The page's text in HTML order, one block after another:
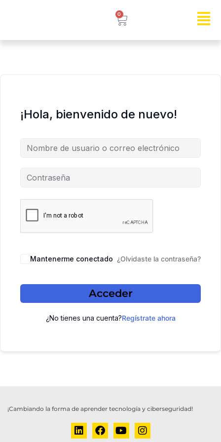
0
¡Hola, bienvenido de nuevo!
Mantenerme conectado ¿Olvidaste la contraseña?
Acceder
¿No tienes una cuenta?Regístrate ahora
¡Cambiando la forma de aprender tecnología y ciberseguridad!